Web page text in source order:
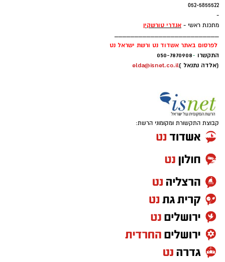
052-5855522
-
מתכנת ראשי - אנדרי טורשקין
__________________________
לפרסום באתר אשדוד נט ורשת ישראל נט
התקשרו -
050-7870908
(אלדה נתנאל )elda@isnet.co.il
קבוצת התקשורת ומקומוני הרשת: